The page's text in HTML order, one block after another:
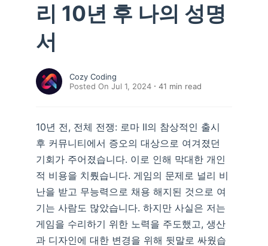
리 10년 후 나의 성명
서
Cozy Coding
Posted On Jul 1, 2024
41 min read
10년 전, 전체 전쟁: 로마 II의 참상적인 출시
후 커뮤니티에서 증오의 대상으로 여겨졌던
기회가 주어졌습니다. 이로 인해 막대한 개인
적 비용을 치뤘습니다. 게임의 문제로 널리 비
난을 받고 무능력으로 채용 해지된 것으로 여
기는 사람도 많았습니다. 하지만 사실은 저는
게임을 수리하기 위한 노력을 주도했고, 생산
과 디자인에 대한 변경을 위해 뒷말로 싸웠습